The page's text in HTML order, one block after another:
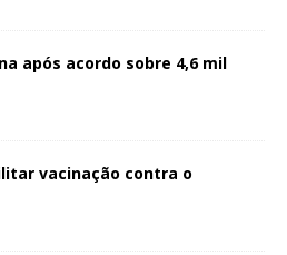
após acordo sobre 4,6 mil
vacinação contra o